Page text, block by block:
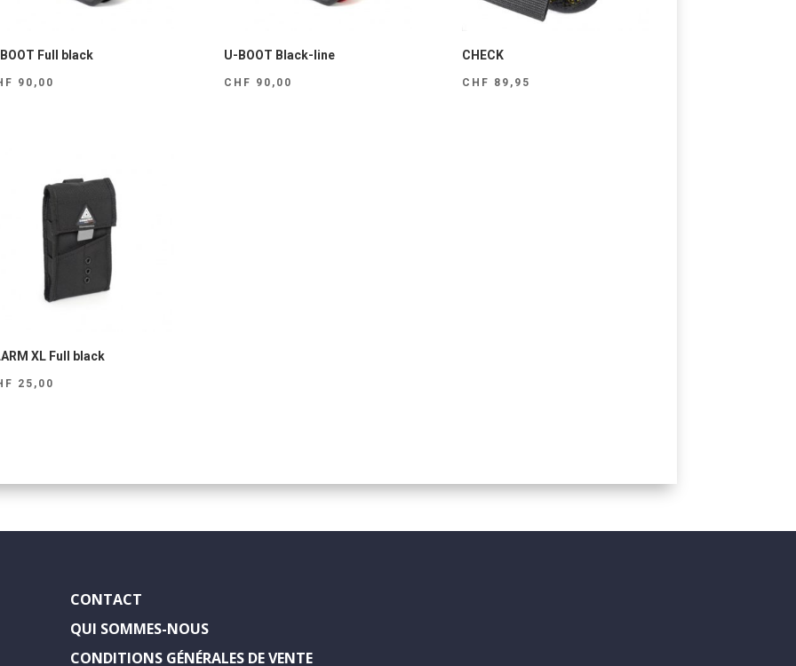
Full black
90,00
U-BOOT Black-line
CHF 90,00
CHECK
CHF 89,95
XL Full black
25,00
CONTACT
QUI SOMMES-NOUS
CONDITIONS GÉNÉRALES DE VENTE